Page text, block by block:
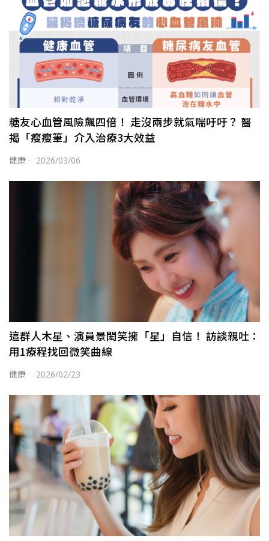
糖友心血管風險飆四倍！ 走沒兩步就氣喘吁吁？ 醫
揭「瘦瘦筆」介入治療3大效益
健康 · 2026/03/06
這群人木星、演員景閎笑擁「星」自信！ 訪談親吐：
用1療程找回微笑曲線
健康 · 2026/02/23